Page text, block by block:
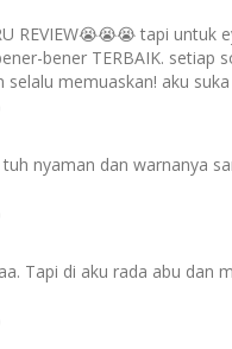
REVIEW😭😭😭 tapi untuk
bener TERBAIK. setiap
aku suka bgt sm
Brown ini. beneran jadi
yg natural & soft.
diameter, jd kayak pupil mata
provide & selling softlens
bahkan utk daily.
tuh ga tebel bgt tp jg ga
berasa kayak pake softlens
overall utk Hera Brown (&
kasih rating 10000/10
8-9 tahun yg lalu
nyaman dan warnanya
Tapi di aku rada abu dan